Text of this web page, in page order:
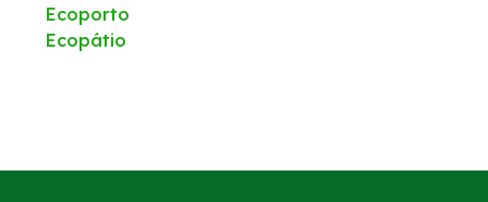
Ecoporto
Ecopátio